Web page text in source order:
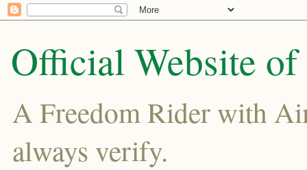
Official Website
A Freedom Rider with
always verify.